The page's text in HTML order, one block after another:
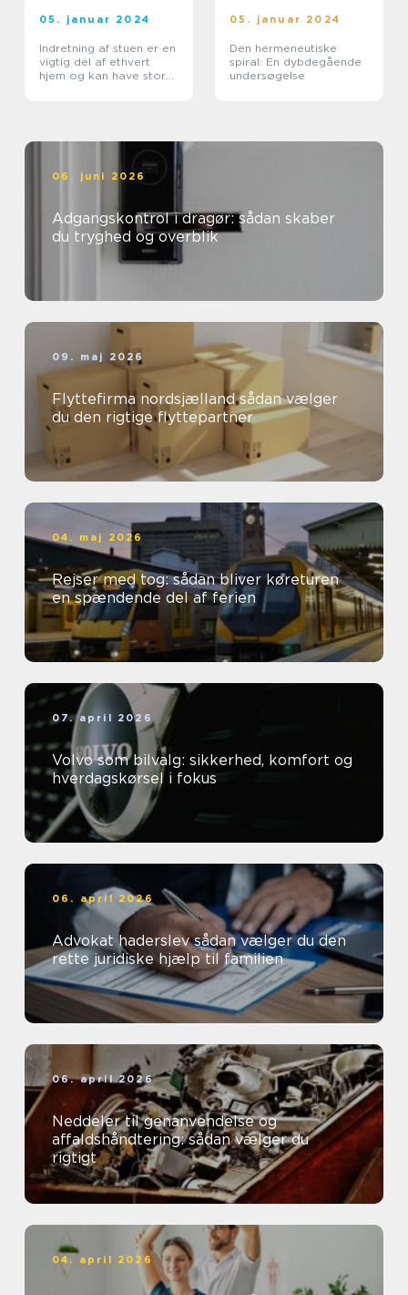
05. januar 2024
Indretning af stuen er en
vigtig del af ethvert
hjem og kan have stor
05. januar 2024
Den hermeneutiske
spiral: En dybdegående
undersøgelse
06. juni 2026
Adgangskontrol i dragør: sådan skaber
du tryghed og overblik
09. maj 2026
Flyttefirma nordsjælland sådan vælger
du den rigtige flyttepartner
04. maj 2026
Rejser med tog: sådan bliver køreturen
en spændende del af ferien
07. april 2026
Volvo som bilvalg: sikkerhed, komfort og
hverdagskørsel i fokus
06. april 2026
Advokat haderslev sådan vælger du den
rette juridiske hjælp til familien
06. april 2026
Neddeler til genanvendelse og
affaldshåndtering: sådan vælger du
rigtigt
04. april 2026